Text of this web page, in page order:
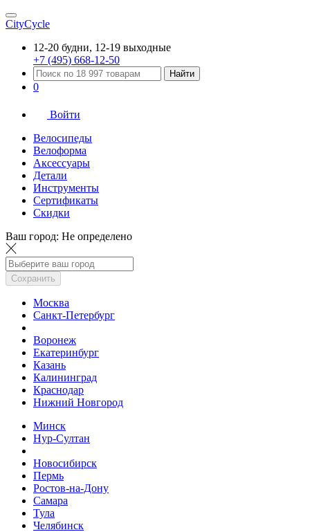
CityCycle
12-20 будни, 12-19 выходные
+7 (495) 668-12-50
Найти
0
Войти
Велосипеды
Велоформа
Аксессуары
Детали
Инструменты
Сертификаты
Скидки
Ваш город: Не определено
Сохранить
Москва
Санкт-Петербург
Воронеж
Екатеринбург
Казань
Калининград
Краснодар
Нижний Новгород
Минск
Нур-Султан
Новосибирск
Пермь
Ростов-на-Дону
Самара
Тула
Челябинск